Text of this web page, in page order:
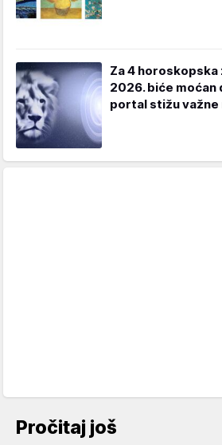
Za 4 horoskopska
2026. biće moćan
portal stižu važne
Pročitaj još